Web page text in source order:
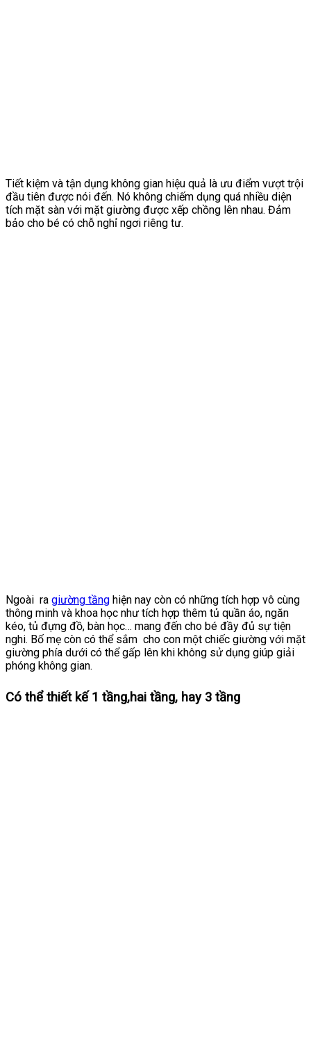
Tiết kiệm và tận dụng không gian hiệu quả là ưu điểm vượt trội
đầu tiên được nói đến. Nó không chiếm dụng quá nhiều diện
tích mặt sàn với mặt giường được xếp chồng lên nhau. Đảm
bảo cho bé có chỗ nghỉ ngơi riêng tư.
Ngoài ra giường tầng hiện nay còn có những tích hợp vô cùng
thông minh và khoa học như tích hợp thêm tủ quần áo, ngăn
kéo, tủ đựng đồ, bàn học… mang đến cho bé đầy đủ sự tiện
nghi. Bố mẹ còn có thể sắm cho con một chiếc giường với mặt
giường phía dưới có thể gấp lên khi không sử dụng giúp giải
phóng không gian.
Có thể thiết kế 1 tầng,hai tầng, hay 3 tầng